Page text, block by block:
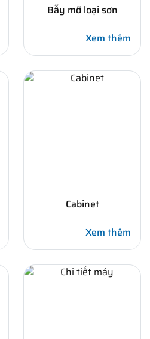
Bẫy mỡ loại sơn
Xem thêm
Cabinet
Xem thêm